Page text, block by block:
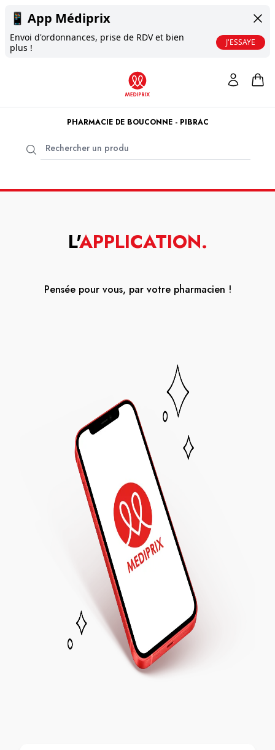
📱 App Médiprix
Envoi d'ordonnances, prise de RDV et bien
plus !
J'ESSAYE
PHARMACIE DE BOUCONNE - PIBRAC
L'APPLICATION.
Pensée pour vous, par votre pharmacien !